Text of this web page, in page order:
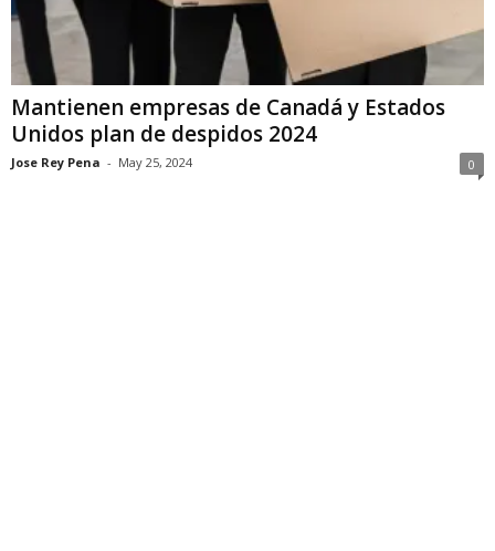
Mantienen empresas de Canadá y Estados
Unidos plan de despidos 2024
Jose Rey Pena - May 25, 2024 0